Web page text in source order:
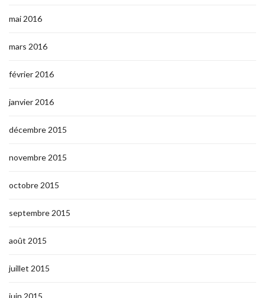
mai 2016
mars 2016
février 2016
janvier 2016
décembre 2015
novembre 2015
octobre 2015
septembre 2015
août 2015
juillet 2015